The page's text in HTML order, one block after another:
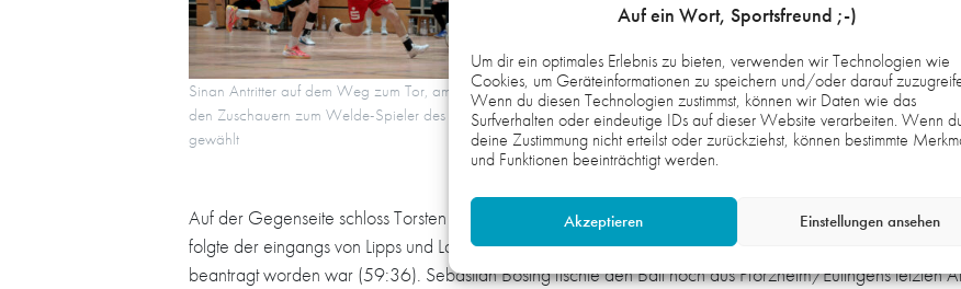
Auf ein Wort, Sportsfreund ;-)
Um dir ein optimales Erlebnis zu bieten, verwenden wir Technologien wie
Cookies, um Geräteinformationen zu speichern und/oder darauf
Wenn du diesen Technologien zustimmst, können wir Daten wie das
Surfverhalten oder eindeutige IDs auf dieser Website verarbeiten. Wenn
deine Zustimmung nicht erteilst oder zurückziehst, können bestimmte
und Funktionen beeinträchtigt werden.
Akzeptieren Einstellungen ansehen
Sinan Antritter auf dem Weg zum Tor, am Ende von
den Zuschauern zum Welde-Spieler des Spiels
gewählt
Im zweiten Durchgang war keine Seite in der Lage, sich
verschaffen (17:16, 19:20, 23:22). Im Gleichschritt ging
Der Krimi kulminierte in den letzten zwei Spielminuten.
aber jede Aktion hätte jetzt noch eine andere
zunächst einen Wurf fast an die Decke. Dieser war von
worden, womit es keinen Eckball gab.
Auf der Gegenseite schloss Torsten Anselm zu ungenau ab, am von Luca Berghoffer gehüteten HG-
folgte der eingangs von Lipps und Lahme erwähnte Lattenknaller von Leon Haase (59:30) sowie eine
beantragt worden war (59:36). Sebastian Bösing fischte den Ball noch aus Pforzheim/Eutingens letzten